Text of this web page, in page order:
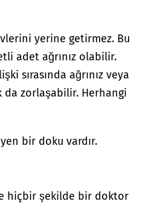
yerine getirmez. Bu
adet ağrınız olabilir.
sırasında ağrınız veya
da zorlaşabilir. Herhangi
bir doku vardır.
hiçbir şekilde bir doktor